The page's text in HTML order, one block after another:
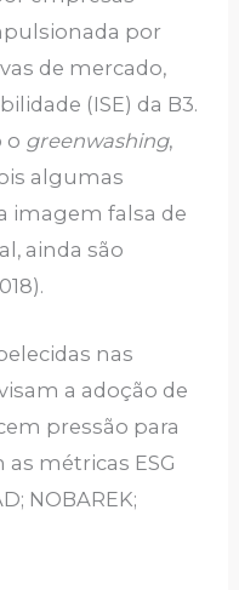
por
de mercado,
(ISE) da B3.
o greenwashing,
algumas
imagem falsa de
ainda são
nas
a adoção de
pressão para
métricas ESG
NOBAREK;